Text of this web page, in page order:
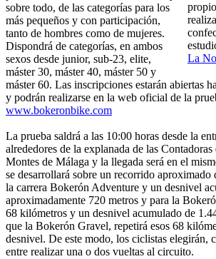
La
sobre todo, de las categorías para los
más pequeños y con participación,
tanto de hombres como de mujeres.
Dispondrá de categorías, en ambos
sexos desde junior, sub-23, elite,
máster 30, máster 40, máster 50 y
máster 60. Las inscripciones estarán abiertas
y podrán realizarse en la web oficial de la
www.bokeronbike.com
La prueba saldrá a las 10:00 horas desde la
alrededores de la explanada de las
Montes de Málaga y la llegada será en el
se desarrollará sobre un recorrido aproximado
la carrera Bokerón Adventure y un desnivel
aproximadamente 720 metros y para la
68 kilómetros y un desnivel acumulado de
que la Bokerón Gravel, repetirá esos 68
desnivel. De este modo, los ciclistas elegirán,
entre realizar una o dos vueltas al circuito.